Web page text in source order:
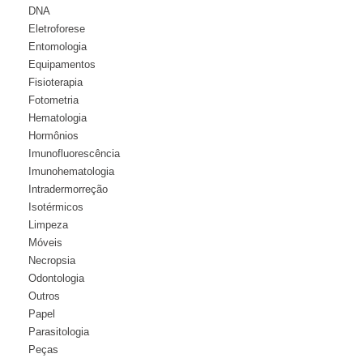
DNA
Eletroforese
Entomologia
Equipamentos
Fisioterapia
Fotometria
Hematologia
Hormônios
Imunofluorescência
Imunohematologia
Intradermorreção
Isotérmicos
Limpeza
Móveis
Necropsia
Odontologia
Outros
Papel
Parasitologia
Peças